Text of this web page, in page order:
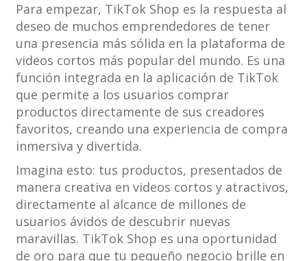
Para empezar, TikTok Shop es la respuesta al
deseo de muchos emprendedores de tener
una presencia más sólida en la plataforma de
videos cortos más popular del mundo. Es una
función integrada en la aplicación de TikTok
que permite a los usuarios comprar
productos directamente de sus creadores
favoritos, creando una experiencia de compra
inmersiva y divertida.
Imagina esto: tus productos, presentados de
manera creativa en videos cortos y atractivos,
directamente al alcance de millones de
usuarios ávidos de descubrir nuevas
maravillas. TikTok Shop es una oportunidad
de oro para que tu pequeño negocio brille en